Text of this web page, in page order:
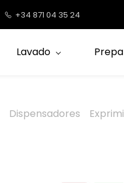
+34 871 04 35 24
Lavado
Dispensadores